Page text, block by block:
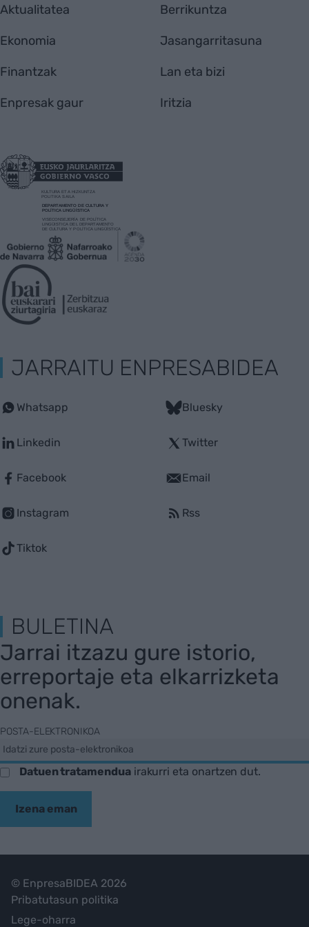
Aktualitatea
Ekonomia
Finantzak
Enpresak gaur
Berrikuntza
Jasangarritasuna
Lan eta bizi
Iritzia
JARRAITU ENPRESABIDEA
Whatsapp
Linkedin
Facebook
Instagram
Tiktok
Bluesky
Twitter
Email
Rss
BULETINA
Jarrai itzazu gure istorio,
erreportaje eta elkarrizketa
onenak.
POSTA-ELEKTRONIKOA
Datuen tratamenduairakurri eta onartzen dut.
Izena eman
© EnpresaBIDEA 2026
Pribatutasun politika
Lege-oharra